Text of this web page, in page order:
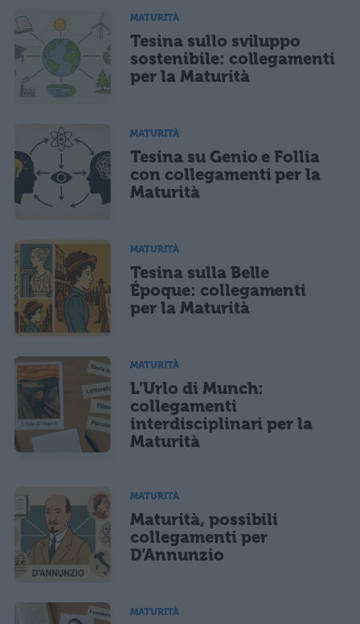
MATURITÀ
Tesina sullo sviluppo
sostenibile: collegamenti
per la Maturità
MATURITÀ
Tesina su Genio e Follia
con collegamenti per la
Maturità
MATURITÀ
Tesina sulla Belle
Époque: collegamenti
per la Maturità
MATURITÀ
L’Urlo di Munch:
collegamenti
interdisciplinari per la
Maturità
MATURITÀ
Maturità, possibili
collegamenti per
D’Annunzio
MATURITÀ